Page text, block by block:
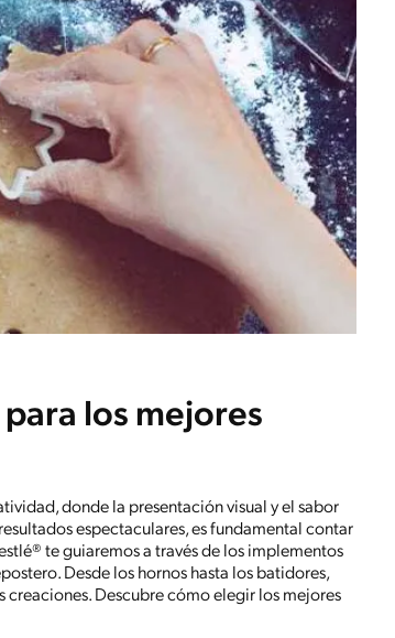
los mejores
donde la presentación visual y el sabor
espectaculares, es fundamental contar
te guiaremos a través de los implementos
Desde los hornos hasta los batidores,
Descubre cómo elegir los mejores